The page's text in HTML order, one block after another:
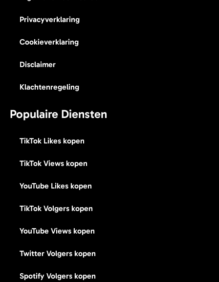
Privacyverklaring
Cookieverklaring
Disclaimer
Klachtenregeling
Populaire Diensten
TikTok Likes kopen
TikTok Views kopen
YouTube Likes kopen
TikTok Volgers kopen
YouTube Views kopen
Twitter Volgers kopen
Spotify Volgers kopen